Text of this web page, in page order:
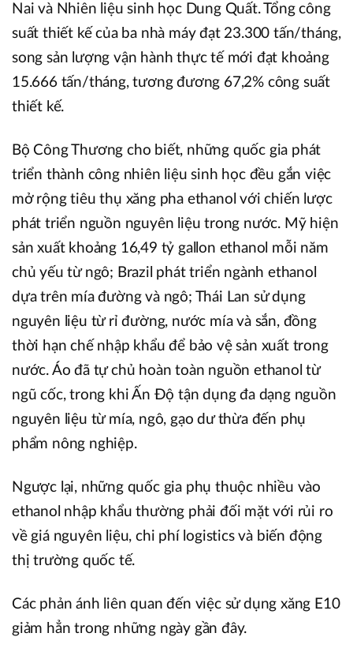
Nai và Nhiên liệu sinh học Dung Quất. Tổng công
suất thiết kế của ba nhà máy đạt 23.300 tấn/tháng,
song sản lượng vận hành thực tế mới đạt khoảng
15.666 tấn/tháng, tương đương 67,2% công suất
thiết kế.
Bộ Công Thương cho biết, những quốc gia phát
triển thành công nhiên liệu sinh học đều gắn việc
mở rộng tiêu thụ xăng pha ethanol với chiến lược
phát triển nguồn nguyên liệu trong nước. Mỹ hiện
sản xuất khoảng 16,49 tỷ gallon ethanol mỗi năm
chủ yếu từ ngô; Brazil phát triển ngành ethanol
dựa trên mía đường và ngô; Thái Lan sử dụng
nguyên liệu từ rỉ đường, nước mía và sắn, đồng
thời hạn chế nhập khẩu để bảo vệ sản xuất trong
nước. Áo đã tự chủ hoàn toàn nguồn ethanol từ
ngũ cốc, trong khi Ấn Độ tận dụng đa dạng nguồn
nguyên liệu từ mía, ngô, gạo dư thừa đến phụ
phẩm nông nghiệp.
Ngược lại, những quốc gia phụ thuộc nhiều vào
ethanol nhập khẩu thường phải đối mặt với rủi ro
về giá nguyên liệu, chi phí logistics và biến động
thị trường quốc tế.
Các phản ánh liên quan đến việc sử dụng xăng E10
giảm hẳn trong những ngày gần đây.